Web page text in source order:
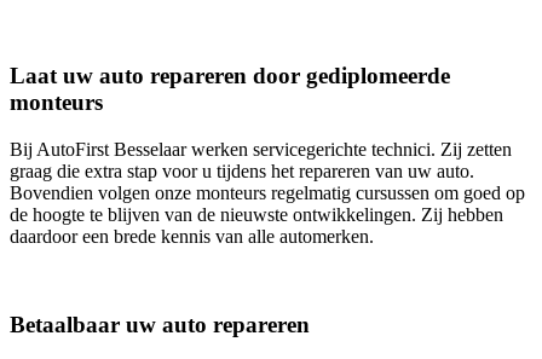
Laat uw auto repareren door gediplomeerde
monteurs
Bij AutoFirst Besselaar werken servicegerichte technici. Zij zetten
graag die extra stap voor u tijdens het repareren van uw auto.
Bovendien volgen onze monteurs regelmatig cursussen om goed op
de hoogte te blijven van de nieuwste ontwikkelingen. Zij hebben
daardoor een brede kennis van alle automerken.
Betaalbaar uw auto repareren